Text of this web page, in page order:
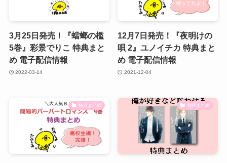
3月25日発売！『蟷螂の檻
5巻』彩景でりこ 特典まと
め 電子配信情報
2022-03-14
12月7日発売！『夜明けの
唄 2』ユノイチカ 特典まと
め 電子配信情報
2021-12-04
特典まとめ 特典まとめ